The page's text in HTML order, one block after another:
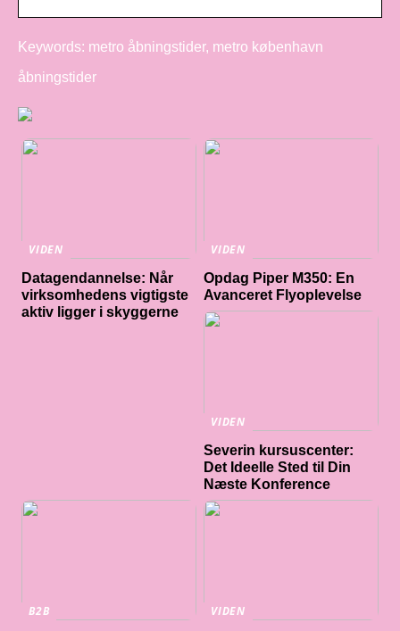
Keywords: metro åbningstider, metro københavn
åbningstider
VIDEN
Datagendannelse: Når
virksomhedens vigtigste
aktiv ligger i skyggerne
VIDEN
Opdag Piper M350: En
Avanceret Flyoplevelse
VIDEN
Severin kursuscenter:
Det Ideelle Sted til Din
Næste Konference
B2B
VIDEN